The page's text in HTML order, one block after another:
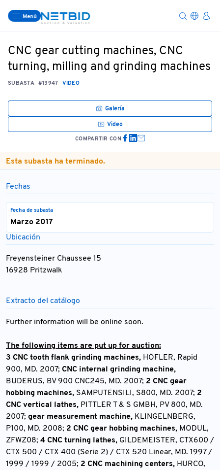
Menú
CNC gear cutting machines, CNC
turning, milling and grinding machines
SUBASTA #13947 VIDEO
Galería
Video
COMPARTIR CON
Esta subasta ha terminado.
Fechas
Fecha de subasta
Marzo 2017
Ubicación
Freyensteiner Chaussee 15
16928 Pritzwalk
Extracto del catálogo
Further information will be online soon.
The following items are put up for auction:
3 CNC tooth flank grinding machines, HÖFLER, Rapid
900, MD. 2007; CNC internal grinding machine,
BUDERUS, BV 900 CNC245, MD. 2007; 2 CNC gear
hobbing machines, SAMPUTENSILI, S800, MD. 2007; 2
CNC vertical lathes, PITTLER T & S GMBH, PV 800, MD.
2007; gear measurement machine, KLINGELNBERG,
P100, MD. 2008; 2 CNC gear hobbing machines, MODUL,
ZFWZ08; 4 CNC turning lathes, GILDEMEISTER, CTX600 /
CTX 500 / CTX 400 (Serie 2) / CTX 520 Linear, MD. 1997 /
1999 / 1999 / 2005; 2 CNC machining centers, HURCO,